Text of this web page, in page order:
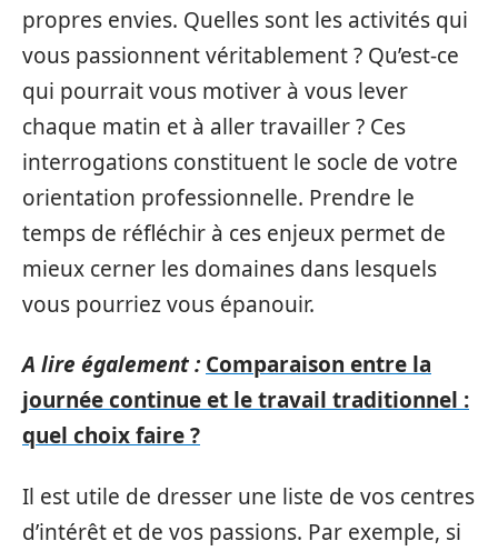
propres envies. Quelles sont les activités qui
vous passionnent véritablement ? Qu’est-ce
qui pourrait vous motiver à vous lever
chaque matin et à aller travailler ? Ces
interrogations constituent le socle de votre
orientation professionnelle. Prendre le
temps de réfléchir à ces enjeux permet de
mieux cerner les domaines dans lesquels
vous pourriez vous épanouir.
A lire également : Comparaison entre la
journée continue et le travail traditionnel :
quel choix faire ?
Il est utile de dresser une liste de vos centres
d’intérêt et de vos passions. Par exemple, si